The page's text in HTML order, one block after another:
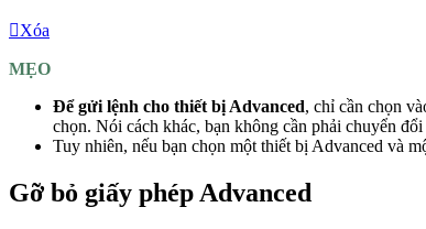
Xóa
MẸO
Để gửi lệnh cho thiết bị Advanced, chỉ cần chọn
chọn. Nói cách khác, bạn không cần phải chuyển
Tuy nhiên, nếu bạn chọn một thiết bị Advanced và
Gỡ bỏ giấy phép Advanced